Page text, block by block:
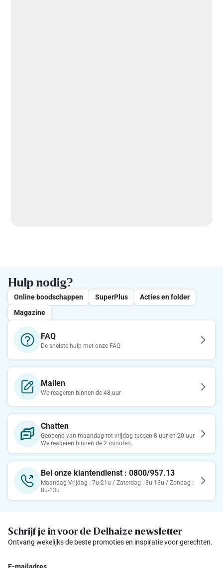
Hulp nodig?
Online boodschappen SuperPlus
Acties en folder
Magazine
FAQ
De snelste hulp met onze FAQ
Mailen
We reageren binnen de 48 uur
Chatten
Geopend van maandag tot vrijdag tussen 8 uur en 20 uur.
We reageren binnen de 2 minuten.
Bel onze klantendienst : 0800/957.13
Maandag-Vrijdag : 7u-21u / Zaterdag : 8u-18u / Zondag :
8u-13u
Schrijf je in voor de Delhaize newsletter
Ontvang wekelijks de beste promoties en inspiratie voor gerechten.